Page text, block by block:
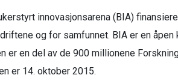
innovasjonsarena (BIA)
og for samfunnet. BIA er en
er en del av de 900 millionene
er 14. oktober 2015.